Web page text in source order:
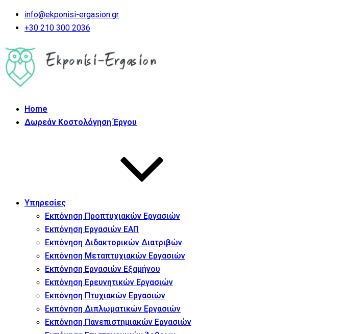
info@ekponisi-ergasion.gr
+30 210 300 2036
Home
Δωρεάν Κοστολόγηση Έργου
Υπηρεσίες
Εκπόνηση Προπτυχιακών Εργασιών
Εκπόνηση Εργασιών ΕΑΠ
Εκπόνηση Διδακτορικών Διατριβών
Εκπόνηση Μεταπτυχιακών Εργασιών
Εκπόνηση Εργασιών Εξαμήνου
Εκπόνηση Ερευνητικών Εργασιών
Εκπόνηση Πτυχιακών Εργασιών
Εκπόνηση Διπλωματικών Εργασιών
Εκπόνηση Πανεπιστημιακών Εργασιών